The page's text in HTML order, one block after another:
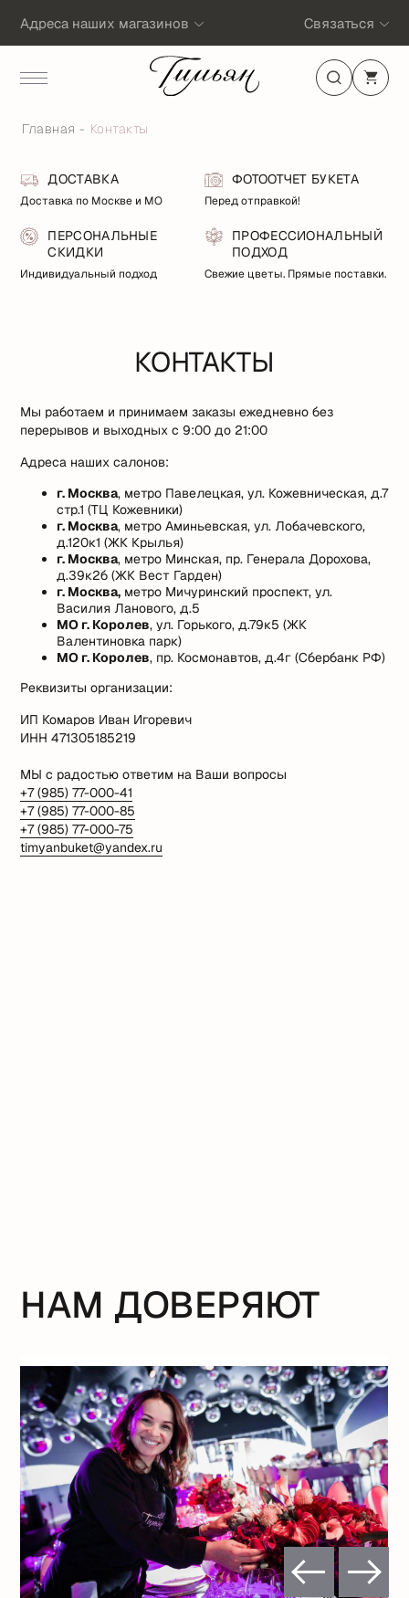
Адреса наших магазинов Связаться
Главная Контакты
ДОСТАВКА
Доставка по Москве и МО
ФОТООТЧЕТ БУКЕТА
Перед отправкой!
ПЕРСОНАЛЬНЫЕ
СКИДКИ
Индивидуальный подход
ПРОФЕССИОНАЛЬНЫЙ
ПОДХОД
Свежие цветы. Прямые поставки.
КОНТАКТЫ
Мы работаем и принимаем заказы ежедневно без
перерывов и выходных с 9:00 до 21:00
Адреса наших салонов:
г. Москва, метро Павелецкая, ул. Кожевническая, д.7
стр.1 (ТЦ Кожевники)
г. Москва, метро Аминьевская, ул. Лобачевского,
д.120к1 (ЖК Крылья)
г. Москва, метро Минская, пр. Генерала Дорохова,
д.39к2б (ЖК Вест Гарден)
г. Москва, метро Мичуринский проспект, ул.
Василия Ланового, д.5
МО г. Королев, ул. Горького, д.79к5 (ЖК
Валентиновка парк)
МО г. Королев, пр. Космонавтов, д.4г (Сбербанк РФ)
Реквизиты организации:
ИП Комаров Иван Игоревич
ИНН 471305185219
МЫ с радостью ответим на Ваши вопросы
+7 (985) 77-000-41
+7 (985) 77-000-85
+7 (985) 77-000-75
timyanbuket@yandex.ru
НАМ ДОВЕРЯЮТ